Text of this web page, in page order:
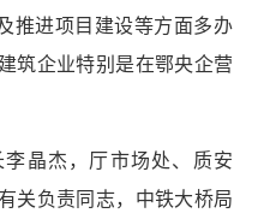
推进项目建设等方面多办
筑企业特别是在鄂央企营
晶杰，厅市场处、质安
关负责同志，中铁大桥局